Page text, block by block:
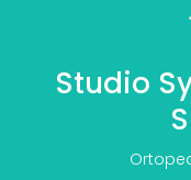
Studio